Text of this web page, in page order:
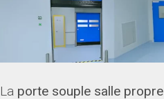
La porte souple salle propre